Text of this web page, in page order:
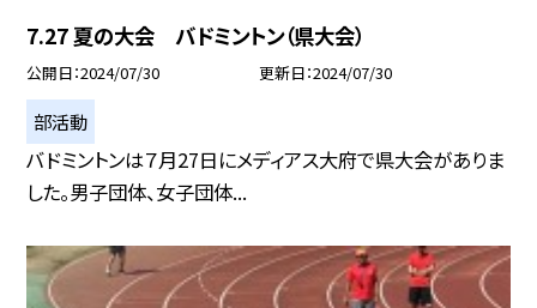
7.27 夏の大会 バドミントン（県大会）
公開日 2024/07/30 更新日 2024/07/30
部活動
バドミントンは７月27日にメディアス大府で県大会がありま
した。男子団体、女子団体...